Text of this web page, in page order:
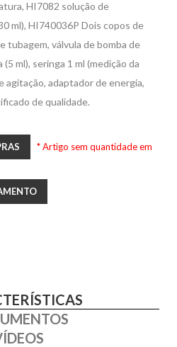
HI7082 solução de
ml), HI740036P Dois copos de
tubagem, válvula de bomba de
ml), seringa 1 ml (medição da
agitação, adaptador de energia,
de qualidade.
* Artigo sem quantidade em